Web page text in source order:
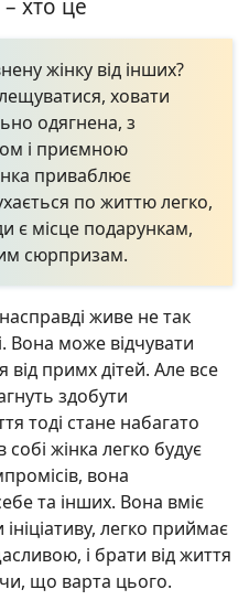
хто це
жінку від інших?
ховати
одягнена, з
і приємною
приваблює
по життю легко,
є місце подарункам,
сюрпризам.
живе не так
Вона може відчувати
примх дітей. Але все
здобути
тоді стане набагато
жінка легко будує
вона
та інших. Вона вміє
легко приймає
і брати від життя
що варта цього.